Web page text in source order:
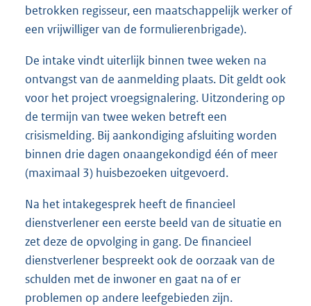
betrokken regisseur, een maatschappelijk werker of
een vrijwilliger van de formulierenbrigade).
De intake vindt uiterlijk binnen twee weken na
ontvangst van de aanmelding plaats. Dit geldt ook
voor het project vroegsignalering. Uitzondering op
de termijn van twee weken betreft een
crisismelding. Bij aankondiging afsluiting worden
binnen drie dagen onaangekondigd één of meer
(maximaal 3) huisbezoeken uitgevoerd.
Na het intakegesprek heeft de financieel
dienstverlener een eerste beeld van de situatie en
zet deze de opvolging in gang. De financieel
dienstverlener bespreekt ook de oorzaak van de
schulden met de inwoner en gaat na of er
problemen op andere leefgebieden zijn.